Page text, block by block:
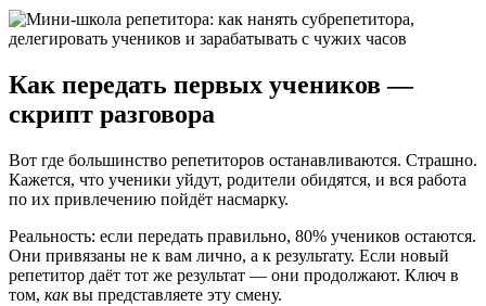
Как передать первых учеников —
скрипт разговора
Вот где большинство репетиторов останавливаются. Страшно.
Кажется, что ученики уйдут, родители обидятся, и вся работа
по их привлечению пойдёт насмарку.
Реальность: если передать правильно, 80% учеников остаются.
Они привязаны не к вам лично, а к результату. Если новый
репетитор даёт тот же результат — они продолжают. Ключ в
том, каквы представляете эту смену.